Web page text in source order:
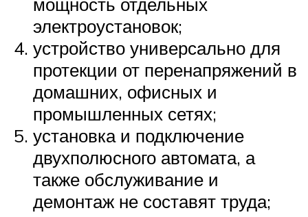
электроустановок;
устройство универсально для
протекции от перенапряжений в
домашних, офисных и
промышленных сетях;
установка и подключение
двухполюсного автомата, а
также обслуживание и
демонтаж не составят труда;